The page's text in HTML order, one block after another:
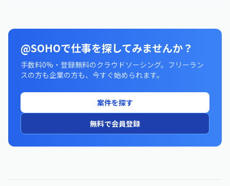
@SOHOで仕事を探してみませんか？
手数料0%・登録無料のクラウドソーシング。フリーラン
スの方も企業の方も、今すぐ始められます。
案件を探す
無料で会員登録